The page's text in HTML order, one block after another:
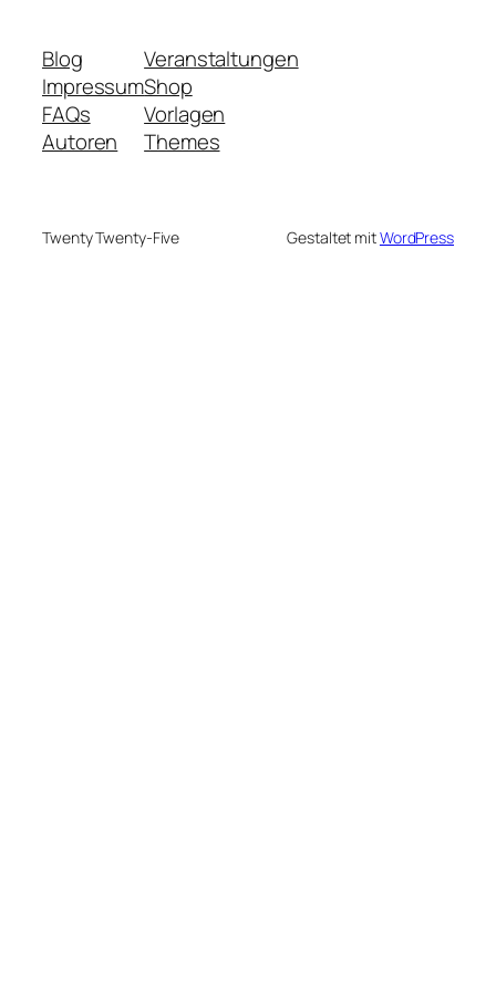
Blog
Impressum
FAQs
Autoren
Veranstaltungen
Shop
Vorlagen
Themes
Twenty Twenty-Five Gestaltet mitWordPress